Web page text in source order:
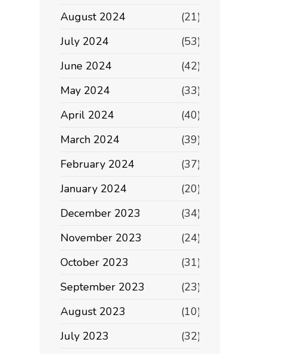
August 2024
(21)
July 2024
(53)
June 2024
(42)
May 2024
(33)
April 2024
(40)
March 2024
(39)
February 2024
(37)
January 2024
(20)
December 2023
(34)
November 2023
(24)
October 2023
(31)
September 2023
(23)
August 2023
(10)
July 2023
(32)